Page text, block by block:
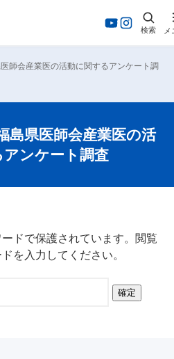
検索 メ
師会産業医の活動に関するアンケート調
島県医師会産業医の活
ンケート調査
ドで保護されています。閲覧
を入力してください。